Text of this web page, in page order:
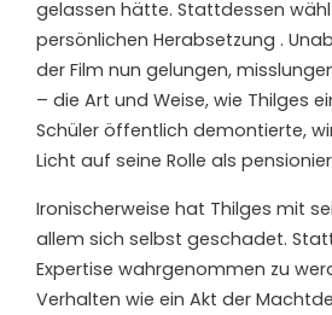
gelassen hätte. Stattdessen
persönlichen Herabsetzung .
der Film nun gelungen,
– die Art und Weise, wie Thilges
Schüler öffentlich demontierte,
Licht auf seine Rolle als
Ironischerweise hat Thilges mit
allem sich selbst geschadet.
Expertise wahrgenommen zu
Verhalten wie ein Akt der